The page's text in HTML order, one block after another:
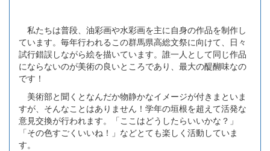
私たちは普段、油彩画や水彩画を主に自身の作品を制作し
ています。毎年行われるこの群馬県高総文祭に向けて、日々
試行錯誤しながら絵を描いています。誰一人として同じ作品
にならないのが美術の良いところであり、最大の醍醐味なの
です！
美術部と聞くとなんだか物静かなイメージが付きまといま
すが、そんなことはありません！学年の垣根を超えて活発な
意見交換が行われます。「ここはどうしたらいいかな？」
「その色すごくいいね！」などとても楽しく活動していま
す。